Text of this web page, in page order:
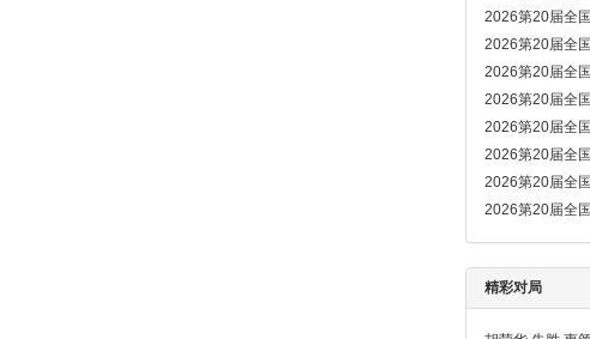
精彩对局